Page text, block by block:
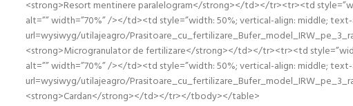
<strong>Resort mentinere paralelogram</strong></td></tr><tr><td
alt=”” width=”70%” /></td><td style=”width: 50%; vertical-align: middle;
url=wysiwyg/utilajeagro/
<strong>Microgranulator de fertilizare</strong></td></tr><tr><td
alt=”” width=”70%” /></td><td style=”width: 50%; vertical-align: middle;
url=wysiwyg/utilajeagro/
<strong>Cardan</strong></td></tr></tbody></table>